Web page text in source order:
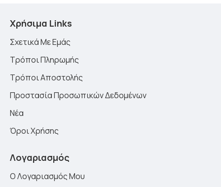
Χρήσιμα Links
Σχετικά Με Εμάς
Τρόποι Πληρωμής
Τρόποι Αποστολής
Προστασία Προσωπικών Δεδομένων
Νέα
Όροι Χρήσης
Λογαριασμός
Ο Λογαριασμός Μου